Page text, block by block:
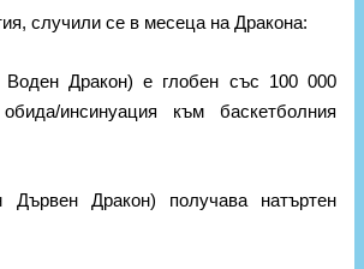
случили се в месеца на Дракона:
Воден Дракон) е глобен със 100 000
инсинуация към баскетболния
Дървен Дракон) получава натъртен